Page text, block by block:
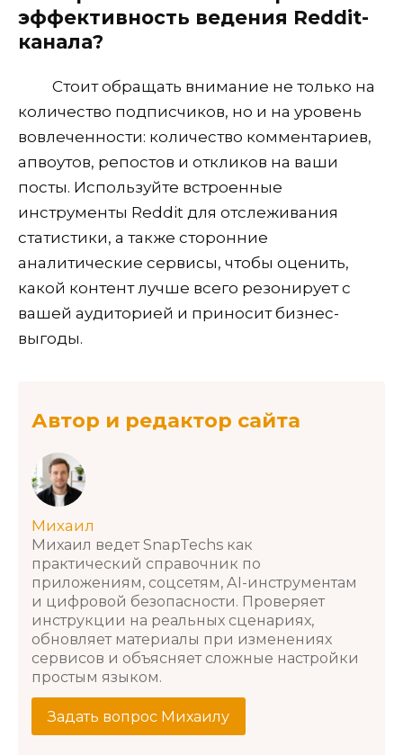
эффективность ведения Reddit-
канала?
Стоит обращать внимание не только на
количество подписчиков, но и на уровень
вовлеченности: количество комментариев,
апвоутов, репостов и откликов на ваши
посты. Используйте встроенные
инструменты Reddit для отслеживания
статистики, а также сторонние
аналитические сервисы, чтобы оценить,
какой контент лучше всего резонирует с
вашей аудиторией и приносит бизнес-
выгоды.
Автор и редактор сайта
Михаил
Михаил ведет SnapTechs как
практический справочник по
приложениям, соцсетям, AI-инструментам
и цифровой безопасности. Проверяет
инструкции на реальных сценариях,
обновляет материалы при изменениях
сервисов и объясняет сложные настройки
простым языком.
Задать вопрос Михаилу